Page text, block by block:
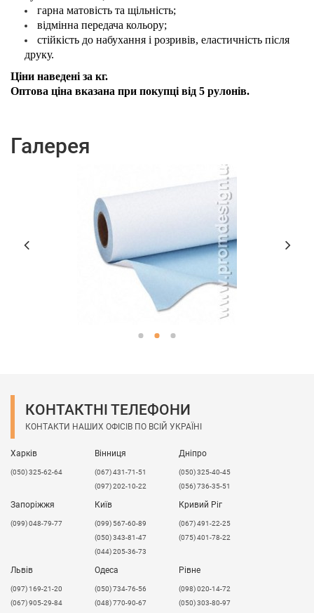
гарна матовість та щільність;
відмінна передача кольору;
стійкість до набухання і розривів, еластичність після
друку.
Ціни наведені за кг.
Оптова ціна вказана при покупці від 5 рулонів.
Галерея
КОНТАКТНІ ТЕЛЕФОНИ
КОНТАКТИ НАШИХ ОФІСІВ ПО ВСІЙ УКРАЇНІ
Харків
(050) 325-62-64
Вінниця
(067) 431-71-51
(097) 202-10-22
Дніпро
(050) 325-40-45
(056) 736-35-51
Запоріжжя
(099) 048-79-77
Київ
(099) 567-60-89
(050) 343-81-47
(044) 205-36-73
Кривий Ріг
(067) 491-22-25
(075) 401-78-22
Львів
​(097) 169-21-20
(067) 905-29-84
Одеса
(050) 734-76-56
(048) 770-90-67
Рівне
(098) 020-14-72
(050) 303-80-97